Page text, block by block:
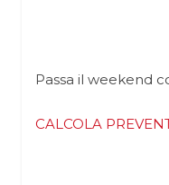
Passa il weekend
CALCOLA